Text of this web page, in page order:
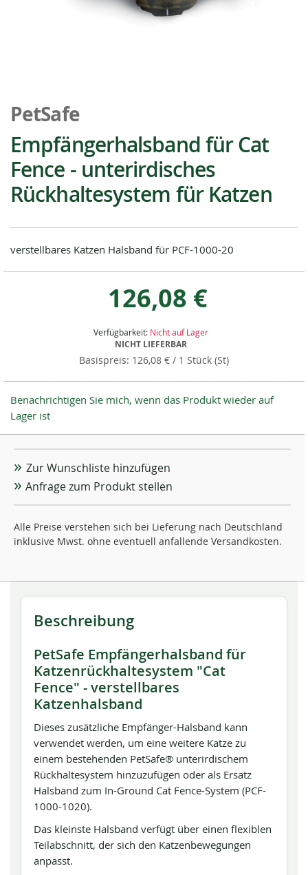
Anfang
der
Bildgalerie
springen
PetSafe
Empfängerhalsband für Cat
Fence - unterirdisches
Rückhaltesystem für Katzen
verstellbares Katzen Halsband für PCF-1000-20
126,08 €
126,08 € / 1 Stück (St)
Verfügbarkeit: Nicht auf Lager
NICHT LIEFERBAR
Benachrichtigen Sie mich, wenn das Produkt wieder auf
Lager ist
Zur Wunschliste hinzufügen
Anfrage zum Produkt stellen
Alle Preise verstehen sich bei Lieferung nach Deutschland
inklusive Mwst. ohne eventuell anfallende Versandkosten.
Beschreibung
PetSafe Empfängerhalsband für
Katzenrückhaltesystem "Cat
Fence" - verstellbares
Katzenhalsband
Dieses zusätzliche Empfänger-Halsband kann
verwendet werden, um eine weitere Katze zu
einem bestehenden PetSafe® unterirdischem
Rückhaltesystem hinzuzufügen oder als Ersatz
Halsband zum In-Ground Cat Fence-System (PCF-
1000-1020).
Das kleinste Halsband verfügt über einen flexiblen
Teilabschnitt, der sich den Katzenbewegungen
anpasst.